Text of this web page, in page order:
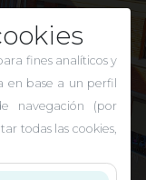
fines analíticos y
en base a un perfil
navegación (por
todas las cookies,